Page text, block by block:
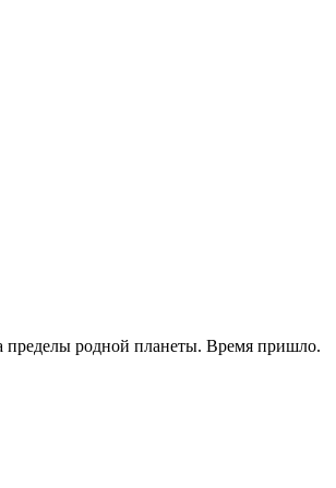
пределы родной планеты. Время пришло.